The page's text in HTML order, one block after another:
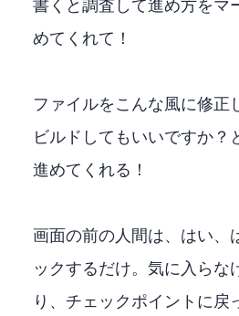
書くと調査して進め方をマ
めてくれて！
ファイルをこんな風に修正
ビルドしてもいいですか？
進めてくれる！
画面の前の人間は、はい、
ックするだけ。気に入らな
り、チェックポイントに戻